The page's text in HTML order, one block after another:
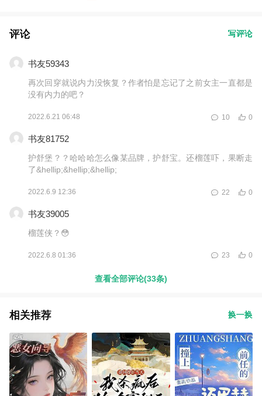
评论 写评论
书友59343
再次回穿就说内力没恢复？作者怕是忘记了之前女主一直都是
没有内力的吧？
2022.6.21 06:48 0
10
书友81752
护舒堡？？哈哈哈怎么像某品牌，护舒宝。还榴莲吓，果断走
了&hellip;&hellip;&hellip;
2022.6.9 12:36 0
22
书友39005
榴莲侠？😳
2022.6.8 01:36 0
23
查看全部评论(33条)
相关推荐 换一换